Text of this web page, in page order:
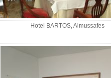
Hotel BARTOS, Almussafes